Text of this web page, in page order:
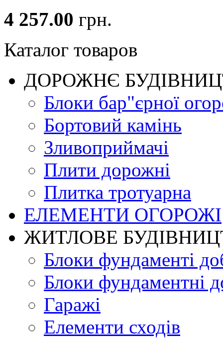
4 257.00 грн.
Каталог товаров
ДОРОЖНЄ
Блоки бар"єрної
Бортовий камінь
Зливоприймачі
Плити дорожні
Плитка тротуарна
ЕЛЕМЕНТИ ОГОРОЖІ
ЖИТЛОВЕ
Блоки фундаменті
Блоки фундаментні
Гаражі
Елементи сходів